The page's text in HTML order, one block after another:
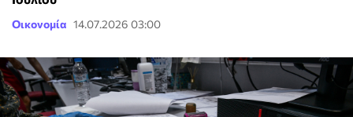
Οικονομία 14.07.2026 03:00